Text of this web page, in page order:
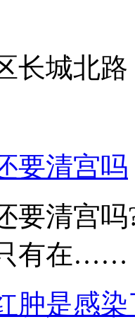
长城北路
要清宫吗
要清宫
有在……
肿是感